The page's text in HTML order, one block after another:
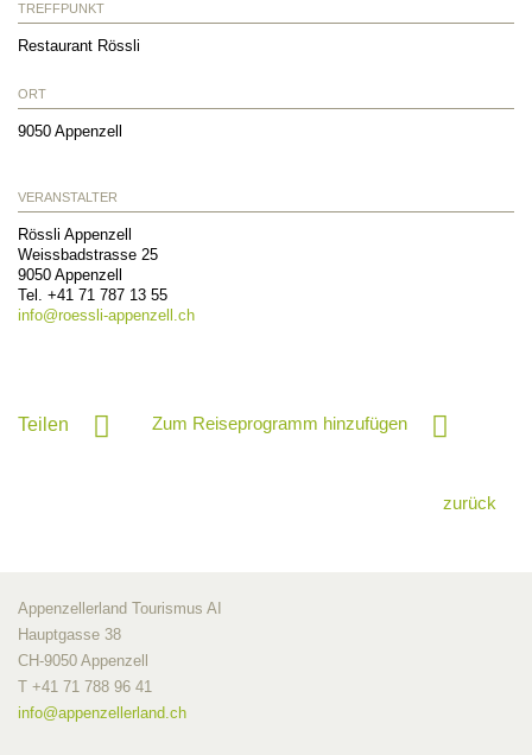
TREFFPUNKT
Restaurant Rössli
ORT
9050 Appenzell
VERANSTALTER
Rössli Appenzell
Weissbadstrasse 25
9050 Appenzell
Tel. +41 71 787 13 55
info@roessli-appenzell.ch
Teilen Zum Reiseprogramm hinzufügen
zurück
Appenzellerland Tourismus AI
Hauptgasse 38
CH-9050 Appenzell
T +41 71 788 96 41
info@appenzellerland.ch